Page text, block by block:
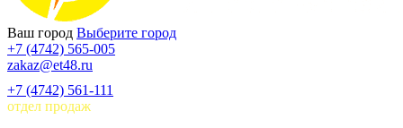
Ваш город Выберите город
+7 (4742) 565-005
zakaz@et48.ru
+7 (4742) 561-111
отдел продаж